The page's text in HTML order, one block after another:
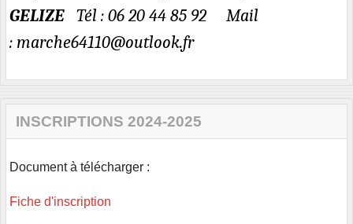
GELIZE Tél :06 20 44 85 92 Mail
: marche64110@outlook.fr
INSCRIPTIONS 2024-2025
Document à télécharger :
Fiche d'inscription